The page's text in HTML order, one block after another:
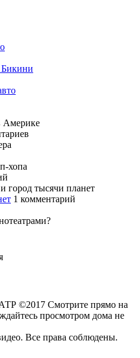
1 комментарий
©2017 Смотрите прямо на
просмотром дома не
Все права соблюдены.